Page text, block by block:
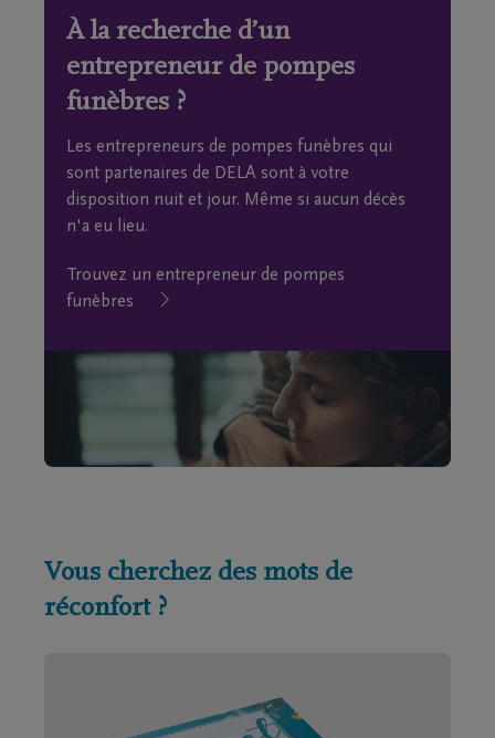
À la recherche d’un
entrepreneur de pompes
funèbres ?
Les entrepreneurs de pompes funèbres qui
sont partenaires de DELA sont à votre
disposition nuit et jour. Même si aucun décès
n'a eu lieu.
Trouvez un entrepreneur de pompes
funèbres
Vous cherchez des mots de
réconfort ?